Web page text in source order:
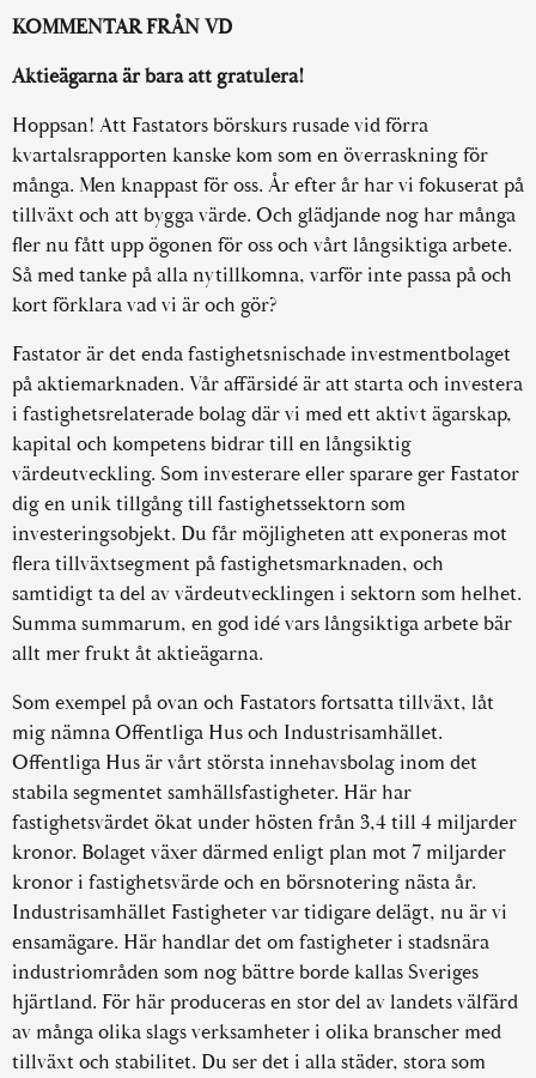
KOMMENTAR FRÅN VD
Aktieägarna är bara att gratulera!
Hoppsan! Att Fastators börskurs rusade vid förra
kvartalsrapporten kanske kom som en överraskning för
många. Men knappast för oss. År efter år har vi fokuserat på
tillväxt och att bygga värde. Och glädjande nog har många
fler nu fått upp ögonen för oss och vårt långsiktiga arbete.
Så med tanke på alla nytillkomna, varför inte passa på och
kort förklara vad vi är och gör?
Fastator är det enda fastighetsnischade investmentbolaget
på aktiemarknaden. Vår affärsidé är att starta och investera
i fastighetsrelaterade bolag där vi med ett aktivt ägarskap,
kapital och kompetens bidrar till en långsiktig
värdeutveckling. Som investerare eller sparare ger Fastator
dig en unik tillgång till fastighetssektorn som
investeringsobjekt. Du får möjligheten att exponeras mot
flera tillväxtsegment på fastighetsmarknaden, och
samtidigt ta del av värdeutvecklingen i sektorn som helhet.
Summa summarum, en god idé vars långsiktiga arbete bär
allt mer frukt åt aktieägarna.
Som exempel på ovan och Fastators fortsatta tillväxt, låt
mig nämna Offentliga Hus och Industrisamhället.
Offentliga Hus är vårt största innehavsbolag inom det
stabila segmentet samhällsfastigheter. Här har
fastighetsvärdet ökat under hösten från 3,4 till 4 miljarder
kronor. Bolaget växer därmed enligt plan mot 7 miljarder
kronor i fastighetsvärde och en börsnotering nästa år.
Industrisamhället Fastigheter var tidigare delägt, nu är vi
ensamägare. Här handlar det om fastigheter i stadsnära
industriområden som nog bättre borde kallas Sveriges
hjärtland. För här produceras en stor del av landets välfärd
av många olika slags verksamheter i olika branscher med
tillväxt och stabilitet. Du ser det i alla städer, stora som